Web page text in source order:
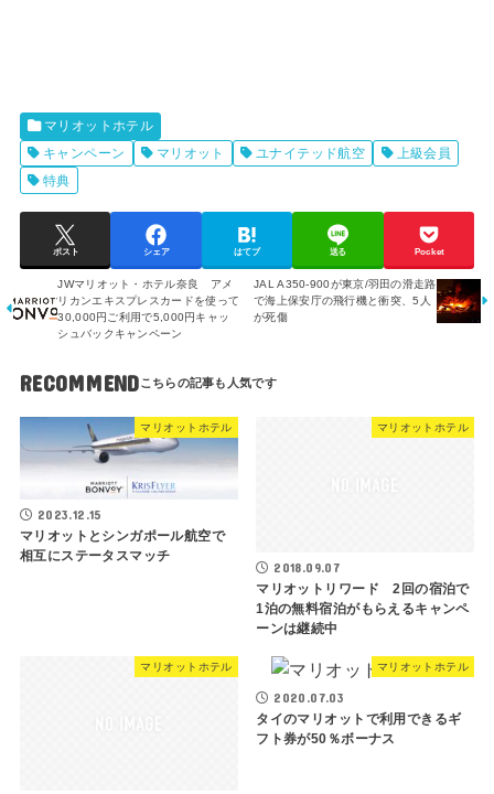
マリオットホテル
キャンペーン
マリオット ユナイテッド航空
上級会員
特典
ポスト シェア はてブ 送る Pocket
JWマリオット・ホテル奈良 アメ
リカンエキスプレスカードを使って
30,000円ご利用で5,000円キャッ
シュバックキャンペーン
JAL A350-900が東京/羽田の滑走路
で海上保安庁の飛行機と衝突、5人
が死傷
RECOMMEND
マリオットホテル
2023.12.15
マリオットとシンガポール航空で
相互にステータスマッチ
マリオットホテル
2018.09.07
マリオットリワード 2回の宿泊で
1泊の無料宿泊がもらえるキャンペ
ーンは継続中
マリオットホテル マリオットホテル
2020.07.03
タイのマリオットで利用できるギ
フト券が50％ボーナス